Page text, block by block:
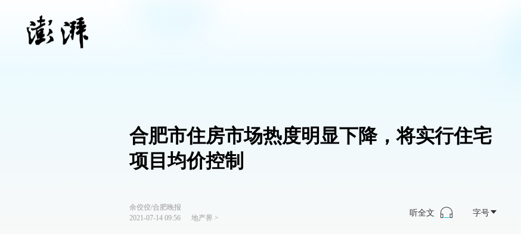
合肥市住房市场热度明显下降，将实行住宅
项目均价控制
余佼佼/合肥晚报
2021-07-14 09:56
地产界 >
听全文 字号